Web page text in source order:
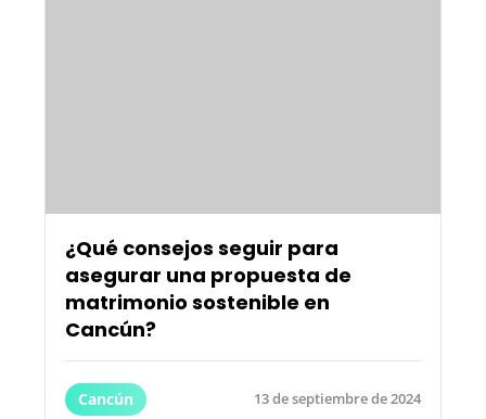
¿Qué consejos seguir para
asegurar una propuesta de
matrimonio sostenible en
Cancún?
Cancún 13 de septiembre de 2024